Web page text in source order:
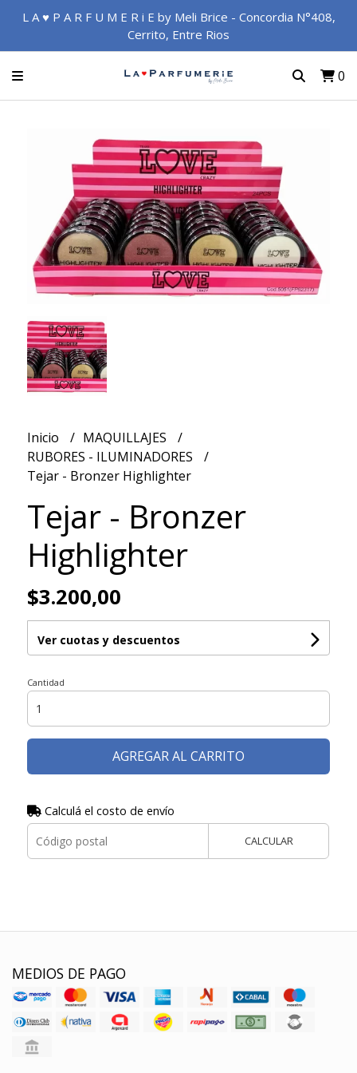
L A ♥ P A R F U M E R i E by Meli Brice - Concordia N°408,
Cerrito, Entre Rios
0
Inicio
MAQUILLAJES
RUBORES - ILUMINADORES
Tejar - Bronzer Highlighter
Tejar - Bronzer
Highlighter
$3.200,00
Ver cuotas y descuentos
Cantidad
AGREGAR AL CARRITO
Calculá el costo de envío
CALCULAR
MEDIOS DE PAGO